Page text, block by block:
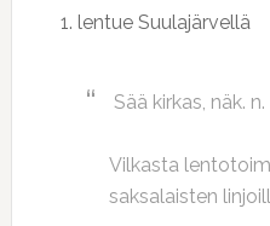
1. lentue Suulajärvellä
Sää kirkas, näk.
Vilkasta
saksalaisten